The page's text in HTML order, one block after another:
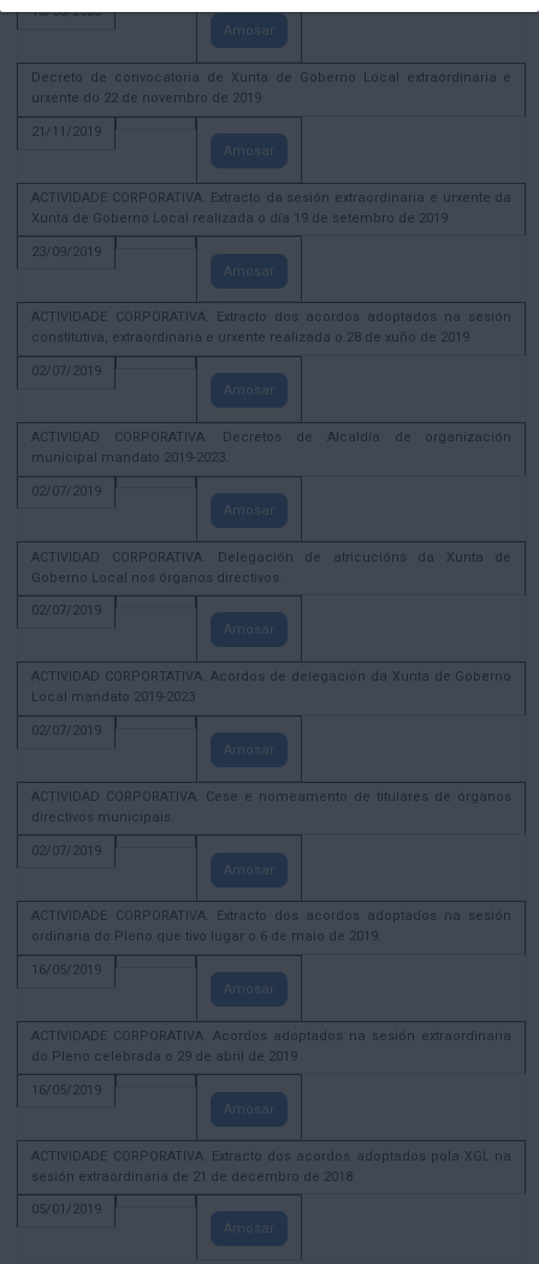
18/06/2020
Amosar
Decreto de convocatoria de Xunta de Goberno Local extraordinaria e
urxente do 22 de novembro de 2019
21/11/2019
Amosar
ACTIVIDADE CORPORATIVA. Extracto da sesión extraordinaria e urxente da
Xunta de Goberno Local realizada o día 19 de setembro de 2019
23/09/2019
Amosar
ACTIVIDADE CORPORATIVA. Extracto dos acordos adoptados na sesión
constitutiva, extraordinaria e urxente realizada o 28 de xuño de 2019
02/07/2019
Amosar
ACTIVIDAD CORPORATIVA. Decretos de Alcaldía de organización
municipal mandato 2019-2023.
02/07/2019
Amosar
ACTIVIDAD CORPORATIVA. Delegación de atricucións da Xunta de
Goberno Local nos órganos directivos.
02/07/2019
Amosar
ACTIVIDAD CORPORTATIVA. Acordos de delegación da Xunta de Goberno
Local mandato 2019-2023
02/07/2019
Amosar
ACTIVIDAD CORPORATIVA. Cese e nomeamento de titulares de órganos
directivos municipais.
02/07/2019
Amosar
ACTIVIDADE CORPORATIVA. Extracto dos acordos adoptados na sesión
ordinaria do Pleno que tivo lugar o 6 de maio de 2019.
16/05/2019
Amosar
ACTIVIDADE CORPORATIVA. Acordos adoptados na sesión extraordinaria
do Pleno celebrada o 29 de abril de 2019
16/05/2019
Amosar
ACTIVIDADE CORPORATIVA. Extracto dos acordos adoptados pola XGL na
sesión extraordinaria de 21 de decembro de 2018.
05/01/2019
Amosar